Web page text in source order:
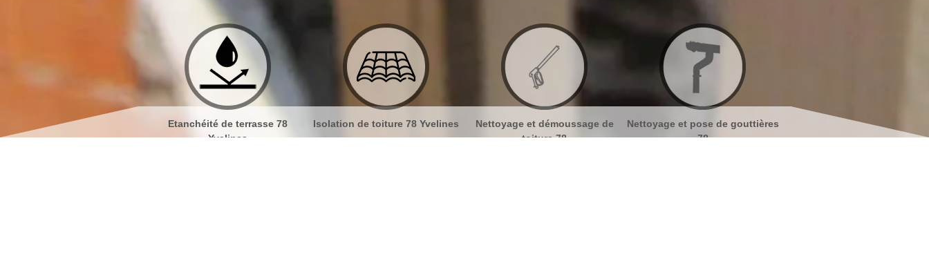
Etanchéité de terrasse 78
Yvelines
Isolation de toiture 78 Yvelines
Nettoyage et démoussage de
toiture 78
Nettoyage et pose de gouttières
78
Nettoyage et ravalement de
façades 78
Peinture sur tuiles